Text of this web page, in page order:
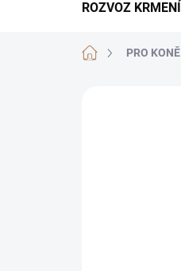
ROZVOZ KRMENÍ
Domů PRO KONĚ